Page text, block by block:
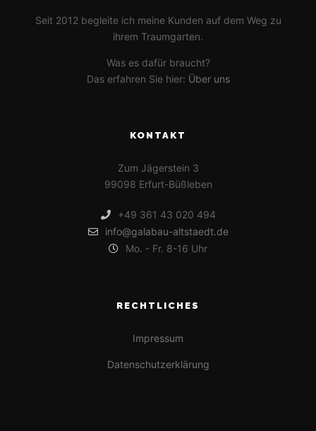
Seit 2012 begleite ich meine Kunden auf dem Weg zu
ihrem Traumgarten.
Was es dafür braucht?
Das erfahren Sie hier: Über uns
KONTAKT
Zum Jägerstein 3
99098 Erfurt-Büßleben
+49 361 43 020 494
info@galabau-altstaedt.de
Mo. - Fr. 8-16 Uhr
RECHTLICHES
Impressum
Datenschutzerklärung